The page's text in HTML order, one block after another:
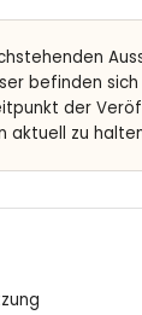
2
mit
befinden
der
aktuell zu